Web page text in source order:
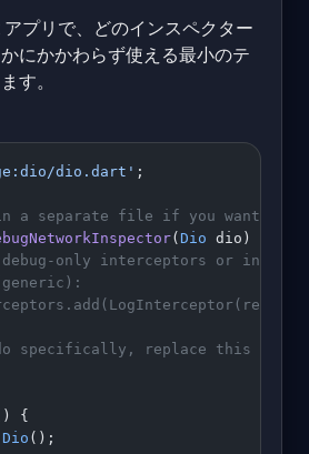
プリで、どのインスペクター
にかかわらず使える最小のテ
す。
dio.dart' ;
a separate file if you want even
( Dio dio) {
only interceptors or
specifically, replace this
{
Dio ();